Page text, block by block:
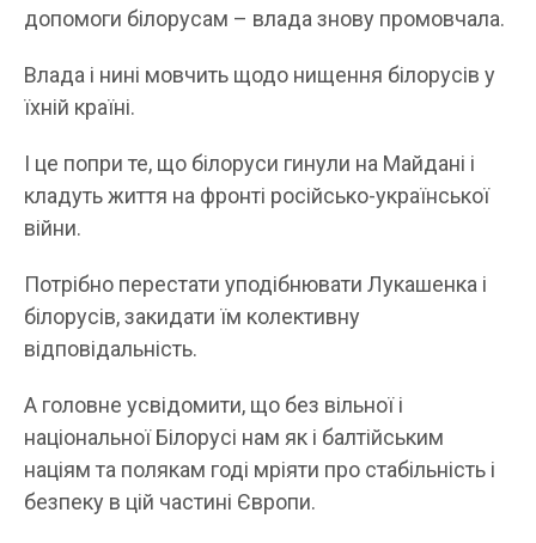
допомоги білорусам – влада знову промовчала.
Влада і нині мовчить щодо нищення білорусів у
їхній країні.
І це попри те, що білоруси гинули на Майдані і
кладуть життя на фронті російсько-української
війни.
Потрібно перестати уподібнювати Лукашенка і
білорусів, закидати їм колективну
відповідальність.
А головне усвідомити, що без вільної і
національної Білорусі нам як і балтійським
націям та полякам годі мріяти про стабільність і
безпеку в цій частині Європи.